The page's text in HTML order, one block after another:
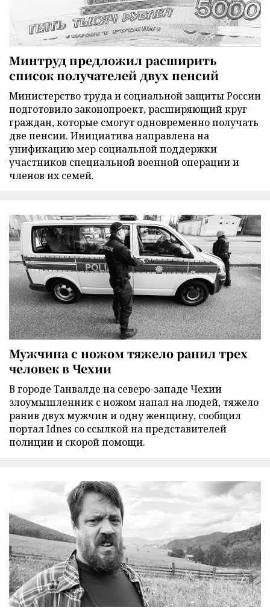
Минтруд предложил расширить
список получателей двух пенсий
Министерство труда и социальной защиты России
подготовило законопроект, расширяющий круг
граждан, которые смогут одновременно получать
две пенсии. Инициатива направлена на
унификацию мер социальной поддержки
участников специальной военной операции и
членов их семей.
Мужчина с ножом тяжело ранил трех
человек в Чехии
В городе Танвалде на северо-западе Чехии
злоумышленник с ножом напал на людей, тяжело
ранив двух мужчин и одну женщину, сообщил
портал Idnes со ссылкой на представителей
полиции и скорой помощи.